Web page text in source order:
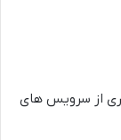
از سرویس های